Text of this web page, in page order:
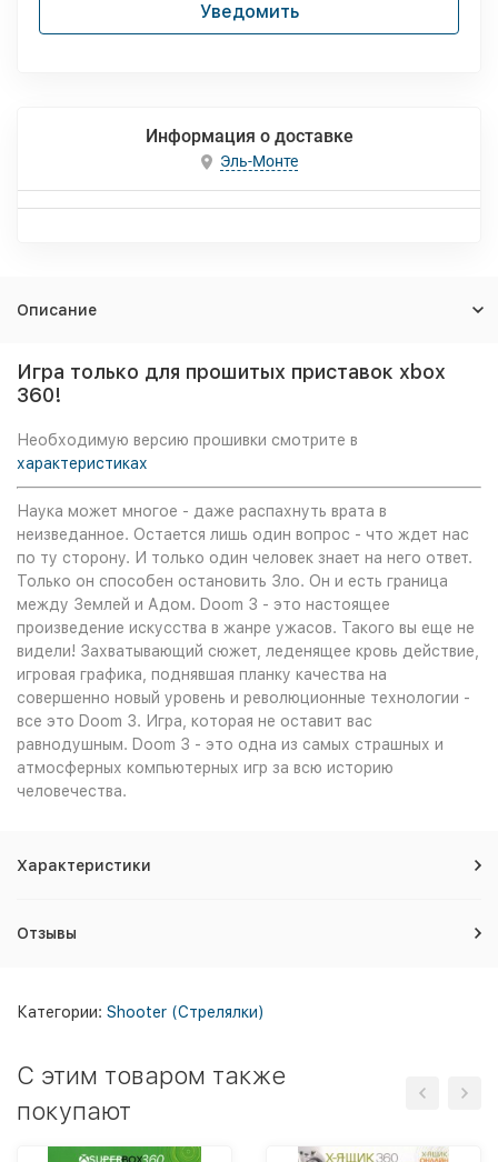
Уведомить
Информация о доставке
Эль-Монте
Описание
Игра только для прошитых приставок xbox
360!
Необходимую версию прошивки смотрите в
характеристиках
Наука может многое - даже распахнуть врата в
неизведанное. Остается лишь один вопрос - что ждет нас
по ту сторону. И только один человек знает на него ответ.
Только он способен остановить Зло. Он и есть граница
между Землей и Адом. Doom 3 - это настоящее
произведение искусства в жанре ужасов. Такого вы еще не
видели! Захватывающий сюжет, леденящее кровь действие,
игровая графика, поднявшая планку качества на
совершенно новый уровень и революционные технологии -
все это Doom 3. Игра, которая не оставит вас
равнодушным. Doom 3 - это одна из самых страшных и
атмосферных компьютерных игр за всю историю
человечества.
Характеристики
Отзывы
Категории: Shooter (Стрелялки)
C этим товаром также
покупают